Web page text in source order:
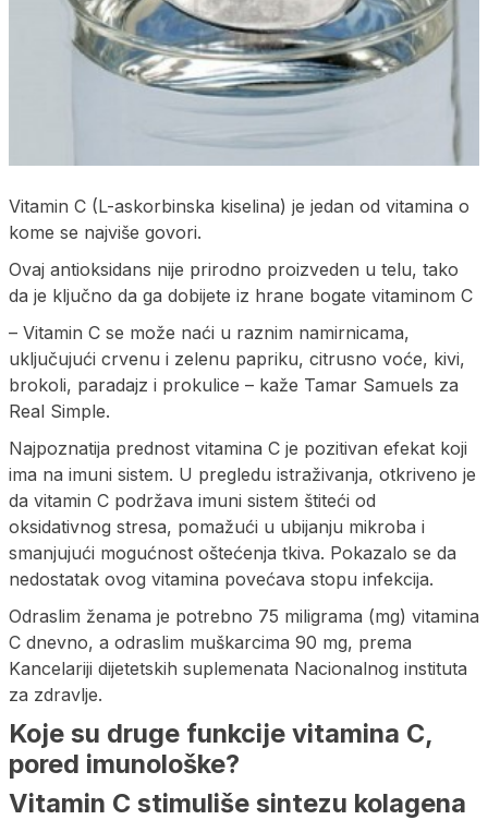
Vitamin C (L-askorbinska kiselina) je jedan od vitamina o
kome se najviše govori.
Ovaj antioksidans nije prirodno proizveden u telu, tako
da je ključno da ga dobijete iz hrane bogate vitaminom C
– Vitamin C se može naći u raznim namirnicama,
uključujući crvenu i zelenu papriku, citrusno voće, kivi,
brokoli, paradajz i prokulice – kaže Tamar Samuels za
Real Simple.
Najpoznatija prednost vitamina C je pozitivan efekat koji
ima na imuni sistem. U pregledu istraživanja, otkriveno je
da vitamin C podržava imuni sistem štiteći od
oksidativnog stresa, pomažući u ubijanju mikroba i
smanjujući mogućnost oštećenja tkiva. Pokazalo se da
nedostatak ovog vitamina povećava stopu infekcija.
Odraslim ženama je potrebno 75 miligrama (mg) vitamina
C dnevno, a odraslim muškarcima 90 mg, prema
Kancelariji dijetetskih suplemenata Nacionalnog instituta
za zdravlje.
Koje su druge funkcije vitamina C,
pored imunološke?
Vitamin C stimuliše sintezu kolagena